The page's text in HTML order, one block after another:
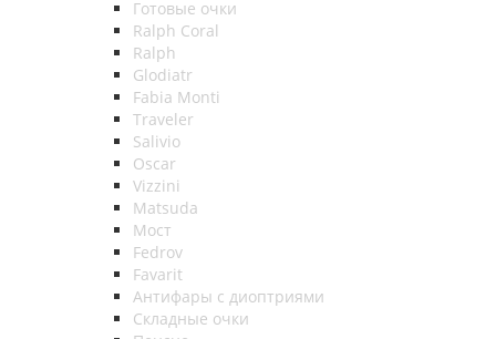
Готовые очки
Ralph Coral
Ralph
Glodiatr
Fabia Monti
Traveler
Salivio
Oscar
Vizzini
Matsuda
Мост
Fedrov
Favarit
Антифары с диоптриями
Складные очки